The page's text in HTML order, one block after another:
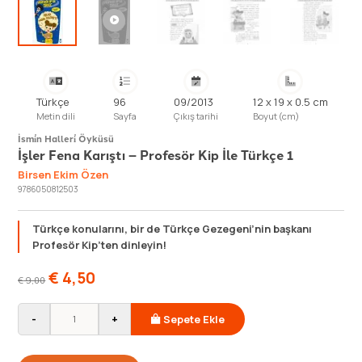
Türkçe
Metin dili
96
Sayfa
09/2013
Çıkış tarihi
12 x 19 x 0.5 cm
Boyut (cm)
İsmi̇n Halleri̇ Öyküsü
İşler Fena Karıştı – Profesör Kip İle Türkçe 1
Birsen Ekim Özen
9786050812503
Türkçe konularını, bir de Türkçe Gezegeni’nin başkanı
Profesör Kip’ten dinleyin!
€9,00 € 4,50
- + Sepete Ekle